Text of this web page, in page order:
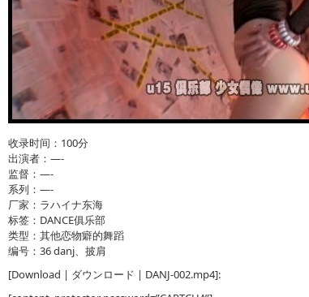
收录时间：100分
出演者：—-
监督：—-
系列：—-
厂家：ラハイナ东海
标签：DANCE俱乐部
类型：其他恋物癖的舞蹈
编号：36 danj、披肩
[Download | ダウンロード | DANJ-002.mp4]: